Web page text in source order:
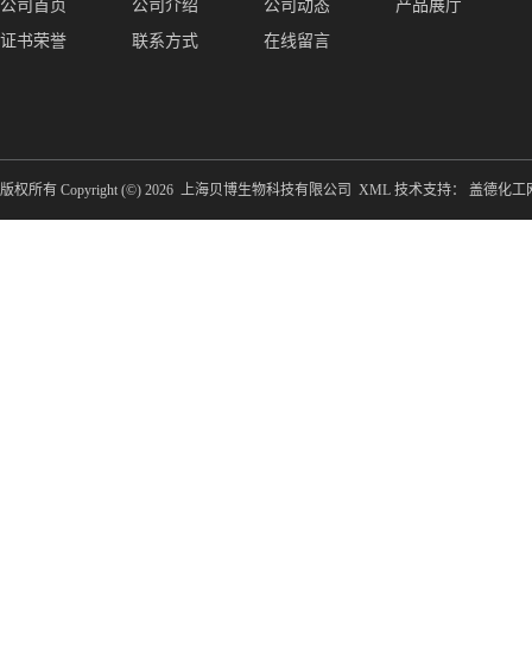
公司首页 公司介绍 公司动态
产品展厅
证书荣誉
联系方式 在线留言
版权所有 Copyright (©) 2026 上海贝博生物科技有限公司 XML 技术支持： 盖德化工